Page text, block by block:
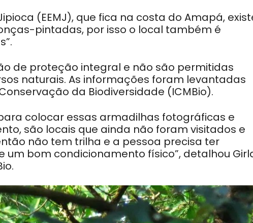
(EEMJ), que fica na costa do Amapá,
pintadas, por isso o local também é
de proteção integral e não são permitidas
naturais. As informações foram levantadas
da Biodiversidade (ICMBio).
colocar essas armadilhas fotográficas e
são locais que ainda não foram visitados e
não tem trilha e a pessoa precisa ter
um bom condicionamento físico”, detalhou